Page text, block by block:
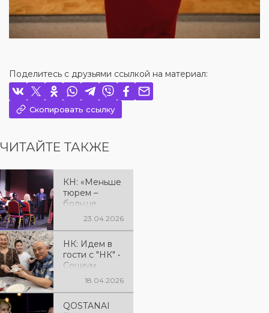
Поделитесь с друзьями ссылкой на материал:
Скопировать ссылку
ЧИТАЙТЕ ТАКЖЕ
КН: «Меньше
тюрем –
больше
оркестров»
23.04.2026
НК: Идем в
гости с "НК" •
Социум
«Идем в
костанайский
18.04.2026
QOSTANAI